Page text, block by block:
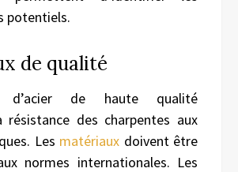
potentiels.
de qualité
d’acier de haute qualité
résistance des charpentes aux
Les matériaux doivent être
normes internationales. Les